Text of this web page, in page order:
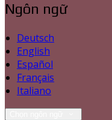
Ngôn ngữ
Deutsch
English
Español
Français
Italiano